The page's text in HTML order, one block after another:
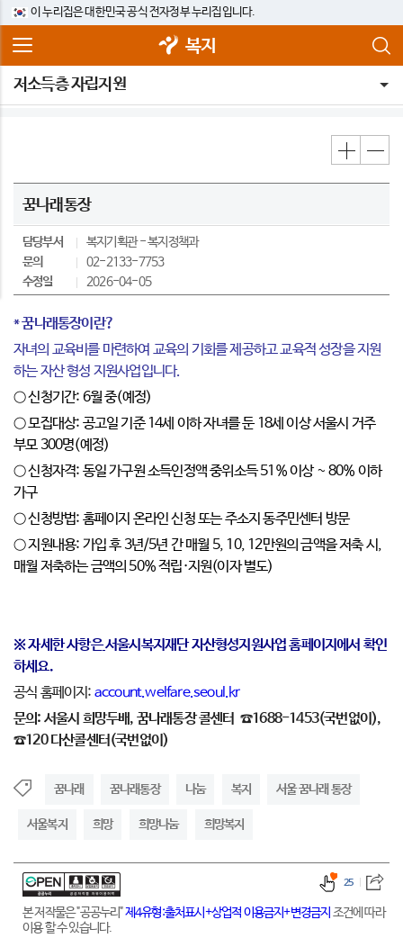
이 누리집은 대한민국 공식 전자정부 누리집입니다.
복지
저소득층 자립지원
꿈나래통장
담당부서 복지기획관
복지정책과
문의
02-2133-7753
수정일
2026-04-05
* 꿈나래통장이란?
자녀의 교육비를 마련하여 교육의 기회를 제공하고 교육적 성장을 지원
하는 자산 형성 지원사업입니다.
○ 신청기간: 6월 중(예정)
○ 모집대상: 공고일 기준 14세 이하 자녀를 둔 18세 이상 서울시 거주
부모 300명(예정)
○ 신청자격: 동일 가구원 소득인정액 중위소득 51% 이상 ~ 80% 이하
가구
○ 신청방법: 홈페이지 온라인 신청 또는 주소지 동주민센터 방문
○ 지원내용: 가입 후 3년/5년 간 매월 5, 10, 12만원의 금액을 저축 시,
매월 저축하는 금액의 50% 적립·지원(이자 별도)
※ 자세한 사항은서울시복지재단 자산형성지원사업 홈페이지에서 확인
하세요.
공식 홈페이지: account.welfare.seoul.kr
문의: 서울시 희망두배, 꿈나래통장 콜센터 ☎1688-1453(국번없이),
☎120 다산콜센터(국번없이)
꿈나래 꿈나래통장 나눔 복지 서울 꿈나래 통장
서울복지 희망 희망나눔 희망복지
본 저작물은 "공공누리"제4유형:출처표시+상업적 이용금지+변경금지 조건에 따라
이용 할 수 있습니다.
25